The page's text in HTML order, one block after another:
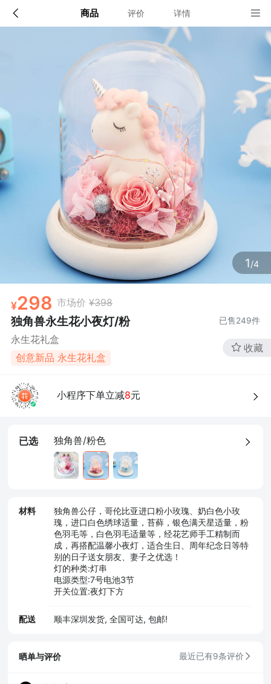
商品 评价 详情
1/4
298 市场价 ¥398
独角兽永生花小夜灯/粉 已售249件
永生花礼盒
创意新品 永生花礼盒
收藏
小程序下单立减8元
已选 独角兽/粉色
材料
独角兽公仔，哥伦比亚进口粉小玫瑰、奶白色小玫
瑰，进口白色绣球适量，苔藓，银色满天星适量，粉
色羽毛等，白色羽毛适量等，经花艺师手工精制而
成，再搭配温馨小夜灯，适合生日、周年纪念日等特
别的日子送女朋友、妻子之优选！
灯的种类:灯串
电源类型:7号电池3节
开关位置:夜灯下方
配送 顺丰深圳发货, 全国可达, 包邮!
配送说明
顺丰深圳发货, 全国可达, 包邮!
店铺信息
确定
晒单与评价 最近已有9条评价